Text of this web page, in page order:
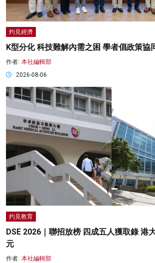
灼見經濟
K型分化 科技難解內需之困 學者倡政策協
作者: 本社編輯部
2026-08-06
灼見教育
DSE 2026｜聯招放榜 四成五人獲取錄 港
元
作者: 本社編輯部